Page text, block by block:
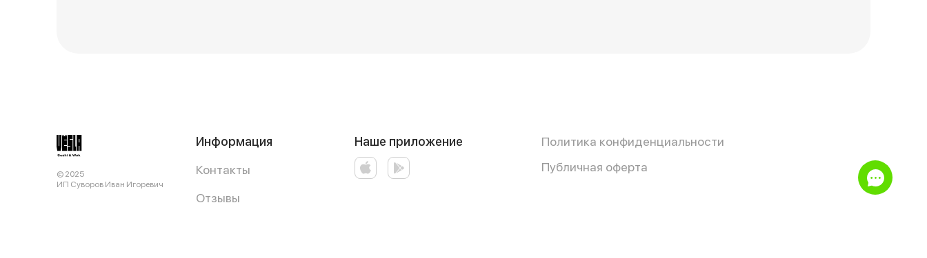
© 2025
ИП Суворов Иван Игоревич
Информация
Контакты
Отзывы
Наше приложение
Политика конфиденциальности
Публичная оферта